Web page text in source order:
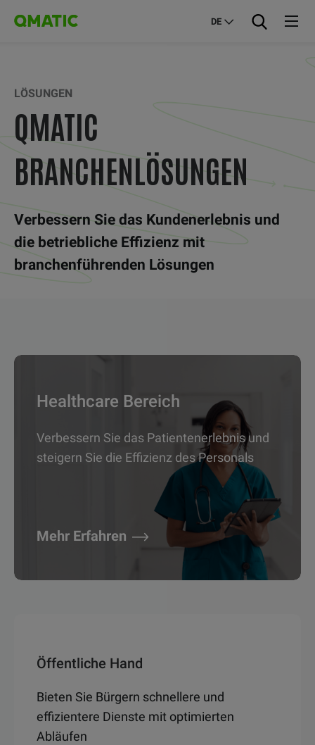
DE
LÖSUNGEN
QMATIC
BRANCHENLÖSUNGEN
Verbessern Sie das Kundenerlebnis und
die betriebliche Effizienz mit
branchenführenden Lösungen
Healthcare Bereich
Verbessern Sie das Patientenerlebnis und
steigern Sie die Effizienz des Personals
Mehr Erfahren
Öffentliche Hand
Bieten Sie Bürgern schnellere und
effizientere Dienste mit optimierten
Abläufen